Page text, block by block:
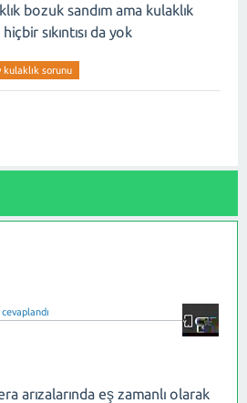
bozuk sandım ama kulaklık
sıkıntısı da yok
kulaklık sorunu
cevaplandı
arızalarında eş zamanlı olarak